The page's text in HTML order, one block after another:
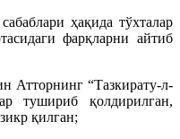
ҳақида тўхталар
фарқларни айтиб
Атторнинг “Тазкирату-л-
тушириб қолдирилган,
қилган;